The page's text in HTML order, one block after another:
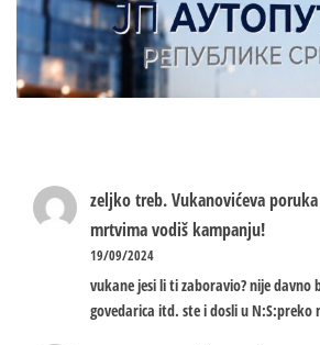
zeljko treb.Vukanovićeva
mrtvima vodiš kampanju!
19/09/2024
vukane jesi li ti zaboravio? nije davno
govedarica itd. ste i dosli u